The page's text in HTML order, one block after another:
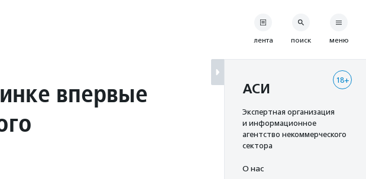
впервые
лента поиск меню
18+
АСИ
Экспертная организация
и информационное
агентство некоммерческого
сектора
О нас